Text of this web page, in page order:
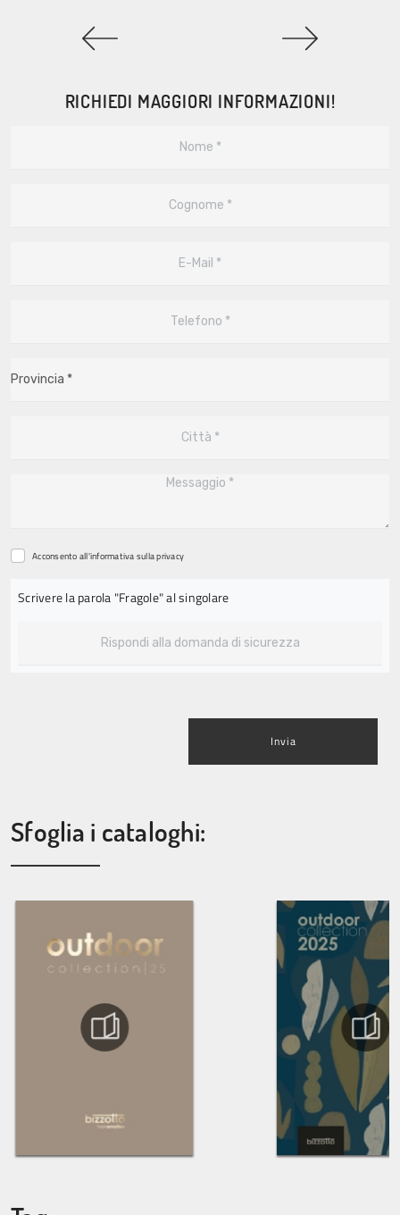
RICHIEDI MAGGIORI INFORMAZIONI!
Acconsento all'informativa sullaprivacy
Scrivere la parola "Fragole" al singolare
Invia
Sfoglia i cataloghi: